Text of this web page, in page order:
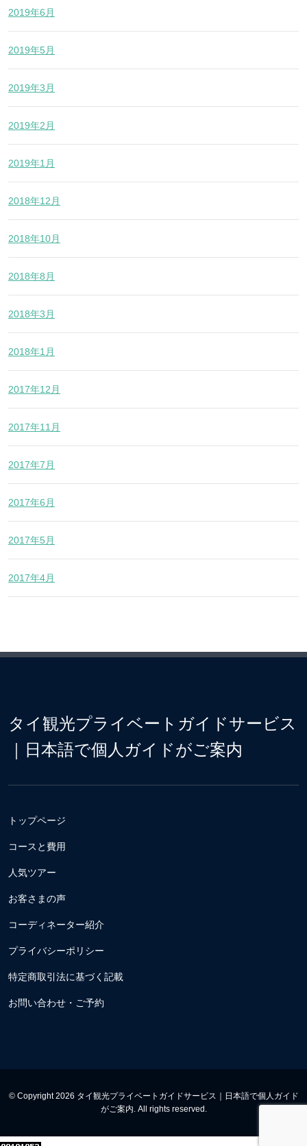
2019年6月
2019年5月
2019年3月
2019年2月
2019年1月
2018年12月
2018年10月
2018年8月
2018年3月
2018年1月
2017年12月
2017年11月
2017年7月
2017年6月
2017年5月
2017年4月
タイ観光プライベートガイドサービス
｜日本語で個人ガイドがご案内
トップページ
コースと費用
人気ツアー
お客さまの声
コーディネーター紹介
プライバシーポリシー
特定商取引法に基づく記載
お問い合わせ・ご予約
© Copyright 2026 タイ観光プライベートガイドサービス｜日本語で個人ガイド
がご案内. All rights reserved.